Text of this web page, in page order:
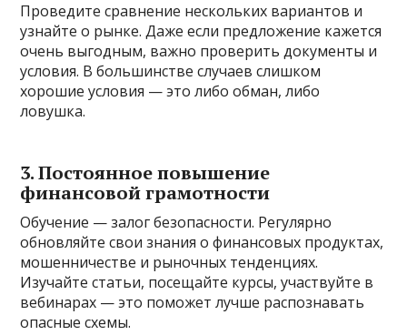
Проведите сравнение нескольких вариантов и
узнайте о рынке. Даже если предложение кажется
очень выгодным, важно проверить документы и
условия. В большинстве случаев слишком
хорошие условия — это либо обман, либо
ловушка.
3. Постоянное повышение
финансовой грамотности
Обучение — залог безопасности. Регулярно
обновляйте свои знания о финансовых продуктах,
мошенничестве и рыночных тенденциях.
Изучайте статьи, посещайте курсы, участвуйте в
вебинарах — это поможет лучше распознавать
опасные схемы.